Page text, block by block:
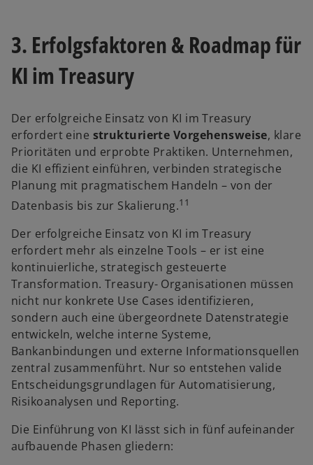
3. Erfolgsfaktoren & Roadmap für
KI im Treasury
Der erfolgreiche Einsatz von KI im Treasury
erfordert eine strukturierte Vorgehensweise, klare
Prioritäten und erprobte Praktiken. Unternehmen,
die KI effizient einführen, verbinden strategische
Planung mit pragmatischem Handeln – von der
Datenbasis bis zur Skalierung.11
Der erfolgreiche Einsatz von KI im Treasury
erfordert mehr als einzelne Tools – er ist eine
kontinuierliche, strategisch gesteuerte
Transformation. Treasury- Organisationen müssen
nicht nur konkrete Use Cases identifizieren,
sondern auch eine übergeordnete Datenstrategie
entwickeln, welche interne Systeme,
Bankanbindungen und externe Informationsquellen
zentral zusammenführt. Nur so entstehen valide
Entscheidungsgrundlagen für Automatisierung,
Risikoanalysen und Reporting.
Die Einführung von KI lässt sich in fünf aufeinander
aufbauende Phasen gliedern: